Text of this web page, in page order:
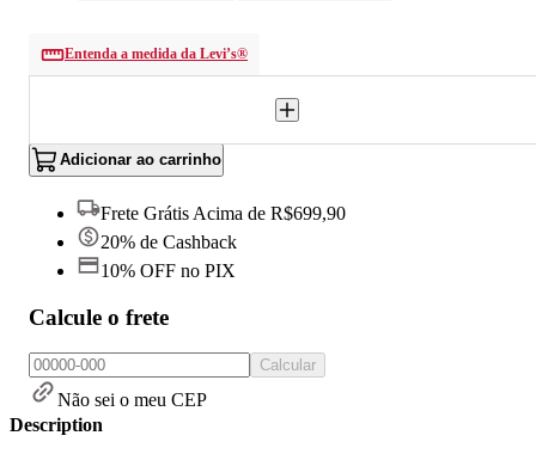
Entenda a medida da Levi’s®
Adicionar ao carrinho
Frete Grátis Acima de R$699,90
20% de Cashback
10% OFF no PIX
Calcule o frete
Calcular
Não sei o meu CEP
Description